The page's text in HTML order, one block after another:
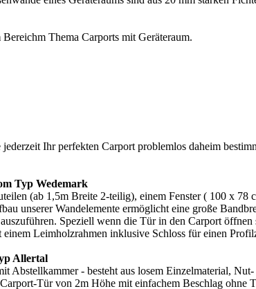
Thema Carports mit Geräteraum.
Ihr perfekten Carport problemlos daheim
Typ Wedemark
(ab 1,5m Breite 2-teilig), einem Fenster ( 100 x
unserer Wandelemente ermöglicht eine große
Speziell wenn die Tür in den Carport
Leimholzrahmen inklusive Schloss für einen
Allertal
Abstellkammer - besteht aus losem Einzelmaterial,
Tür von 2m Höhe mit einfachem Beschlag